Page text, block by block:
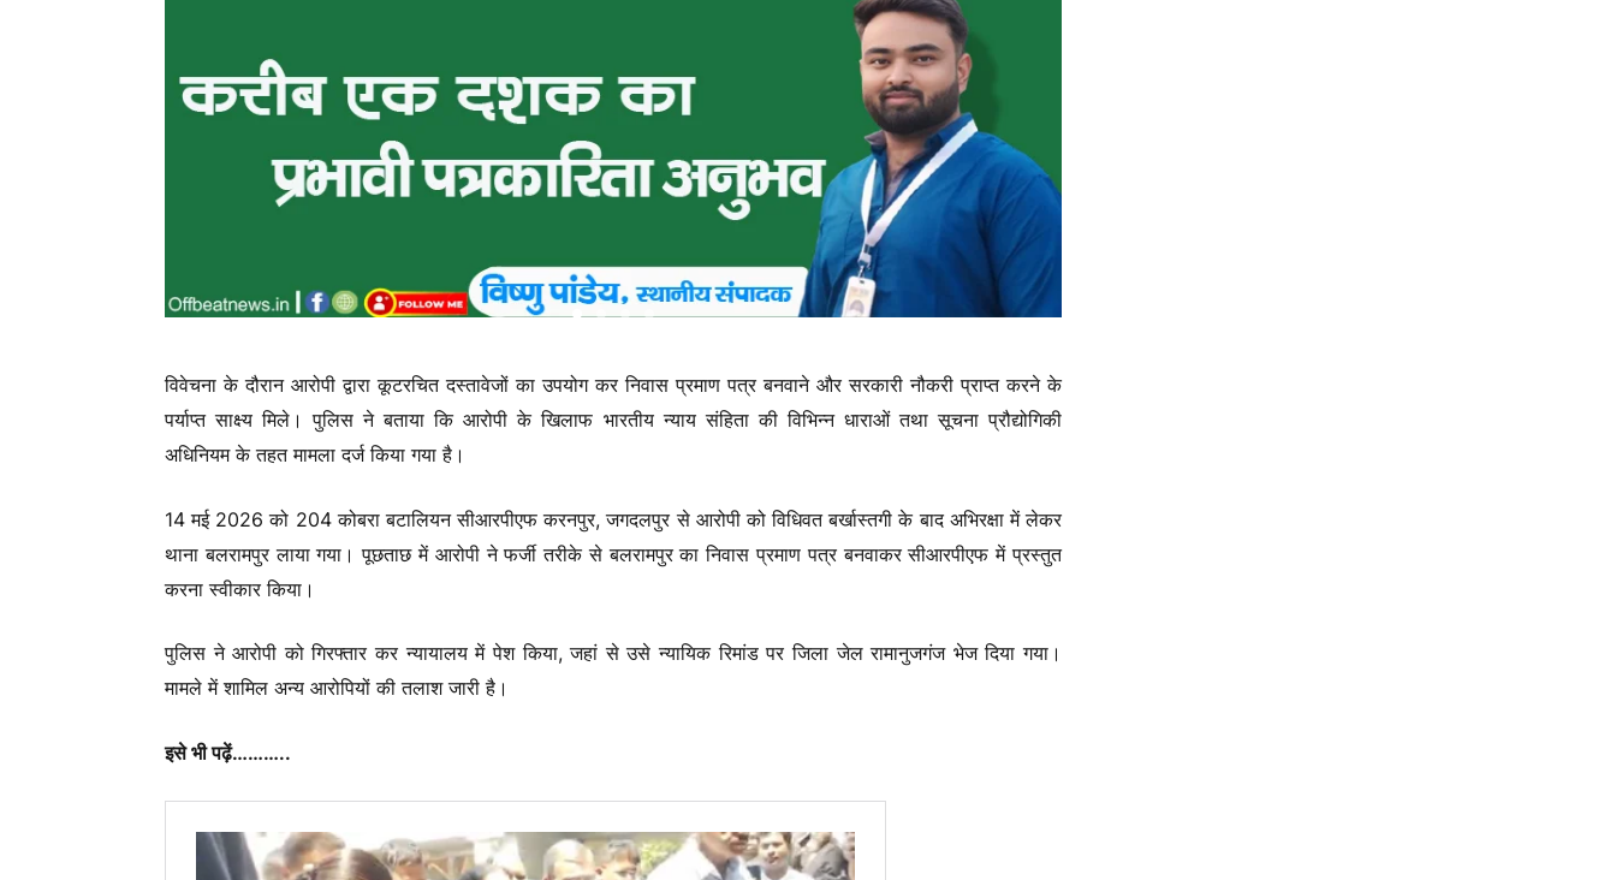
विवेचना के दौरान आरोपी द्वारा कूटरचित दस्तावेजों का उपयोग कर निवास प्रमाण पत्र बनवाने और सरकारी नौकरी प्राप्त करने के
पर्याप्त साक्ष्य मिले। पुलिस ने बताया कि आरोपी के खिलाफ भारतीय न्याय संहिता की विभिन्न धाराओं तथा सूचना प्रौद्योगिकी
अधिनियम के तहत मामला दर्ज किया गया है।
14 मई 2026 को 204 कोबरा बटालियन सीआरपीएफ करनपुर, जगदलपुर से आरोपी को विधिवत बर्खास्तगी के बाद अभिरक्षा में लेकर
थाना बलरामपुर लाया गया। पूछताछ में आरोपी ने फर्जी तरीके से बलरामपुर का निवास प्रमाण पत्र बनवाकर सीआरपीएफ में प्रस्तुत
करना स्वीकार किया।
पुलिस ने आरोपी को गिरफ्तार कर न्यायालय में पेश किया, जहां से उसे न्यायिक रिमांड पर जिला जेल रामानुजगंज भेज दिया गया।
मामले में शामिल अन्य आरोपियों की तलाश जारी है।
इसे भी पढ़ें………..